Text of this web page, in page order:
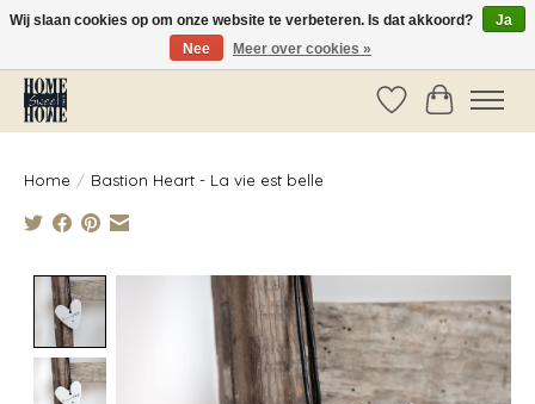
Vóór 14:00 besteld, dezelfde dag verzonden!
Verlanglijst
Home / Bastion Heart - La vie est belle
Product image slideshow Items
Wij slaan cookies op om onze website te verbeteren. Is dat akkoord?
Ja
Nee
Meer over cookies »